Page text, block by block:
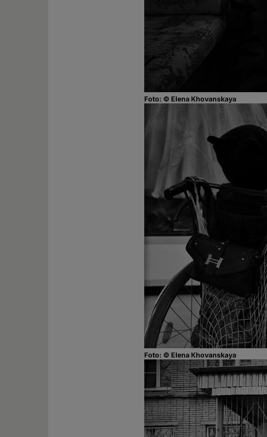
Foto: © Elena Khovanskaya
Foto: © Elena Khovanskaya